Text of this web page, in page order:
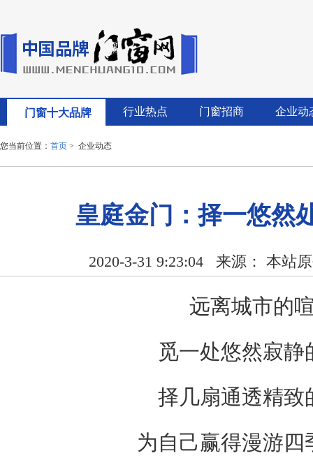
门窗十大品牌 行业热点 门窗招商 企业动
您当前位置： 首页 > 企业动态
皇庭金门：择一悠然
2020-3-31 9:23:04 来源： 本站
远离城市的
觅一处悠然寂静
择几扇通透精致
为自己赢得漫游四